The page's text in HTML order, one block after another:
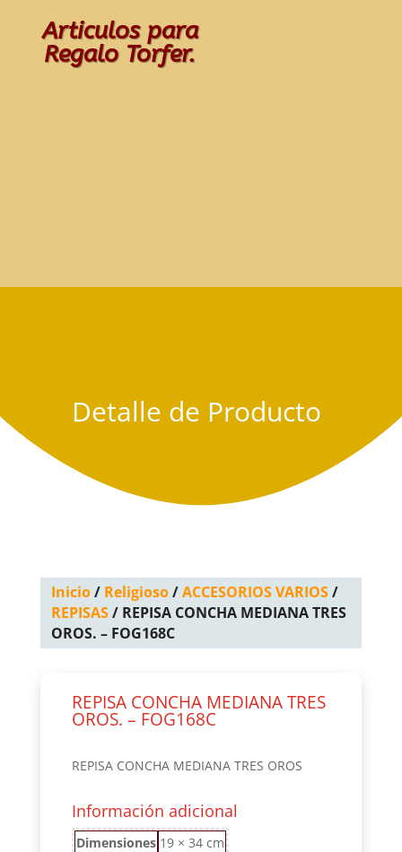
Articulos para
Regalo Torfer.
Detalle de Producto
Inicio/ Religioso/ACCESORIOS VARIOS/
REPISAS/ REPISA CONCHA MEDIANA TRES
OROS. – FOG168C
REPISA CONCHA MEDIANA TRES
OROS. – FOG168C
REPISA CONCHA MEDIANA TRES OROS
Información adicional
Dimensiones 19 × 34 cm